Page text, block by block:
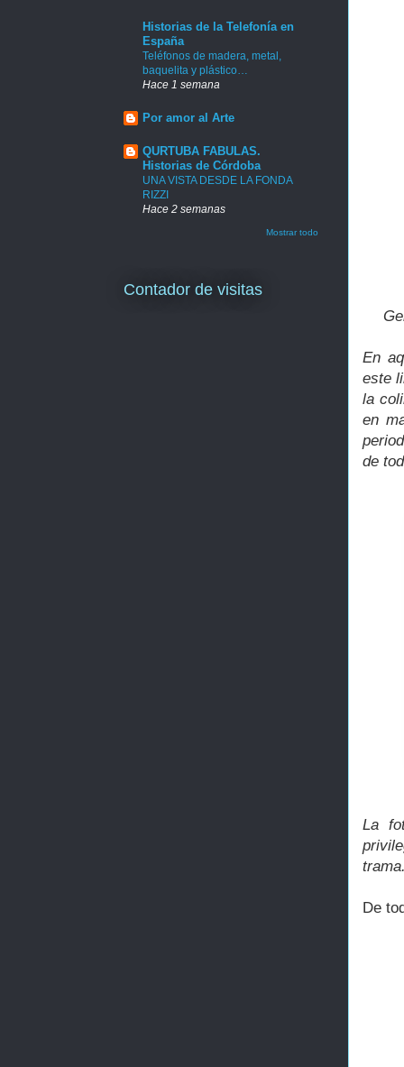
En
este
la
en
de
La
De
Historias de la Telefonía en
España
Teléfonos de madera, metal,
baquelita y plástico…
Hace 1 semana
Por amor al Arte
QURTUBA FABULAS.
Historias de Córdoba
UNA VISTA DESDE LA FONDA
RIZZI
Hace 2 semanas
Mostrar todo
Contador de visitas